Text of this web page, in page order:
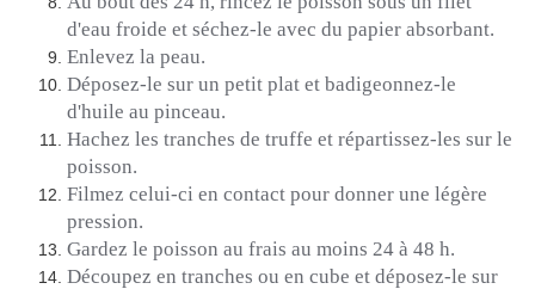
d'eau froide et séchez-le avec du papier absorbant.
Enlevez la peau.
Déposez-le sur un petit plat et badigeonnez-le
d'huile au pinceau.
Hachez les tranches de truffe et répartissez-les sur le
poisson.
Filmez celui-ci en contact pour donner une légère
pression.
Gardez le poisson au frais au moins 24 à 48 h.
Découpez en tranches ou en cube et déposez-le sur